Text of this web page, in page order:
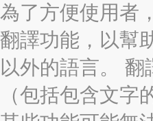
為了方便使用者
翻譯功能，以幫
以外的語言。
（包括包含文